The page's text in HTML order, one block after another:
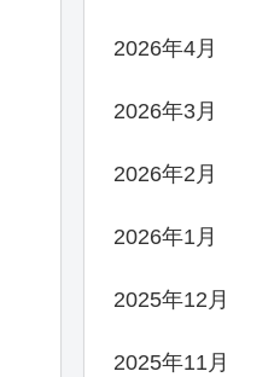
2026年4月
2026年3月
2026年2月
2026年1月
2025年12月
2025年11月